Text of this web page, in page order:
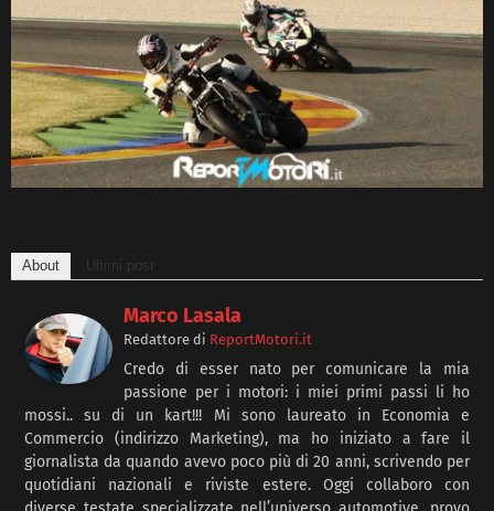
About Ultimi post
Marco Lasala
Redattore di ReportMotori.it
Credo di esser nato per comunicare la mia
passione per i motori: i miei primi passi li ho
mossi.. su di un kart!!! Mi sono laureato in Economia e
Commercio (indirizzo Marketing), ma ho iniziato a fare il
giornalista da quando avevo poco più di 20 anni, scrivendo per
quotidiani nazionali e riviste estere. Oggi collaboro con